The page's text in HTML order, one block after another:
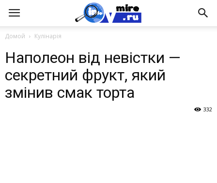
Домой Кулінарія
Наполеон від невістки —
секретний фрукт, який
змінив смак торта
332